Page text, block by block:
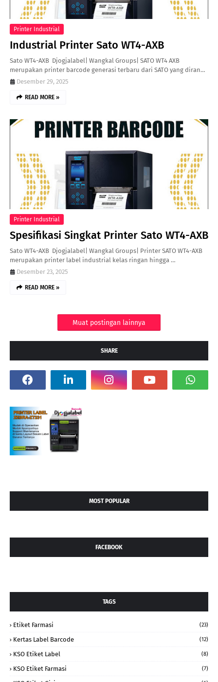
Printer Industrial
Industrial Printer Sato WT4-AXB
Sato WT4-AXB Djogjalabel| Wangkal Groups| SATO WT4 AXB
merupakan printer barcode generasi terbaru dari SATO yang diran…
Desember 29, 2025
READ MORE »
Printer Industrial
Spesifikasi Singkat Printer Sato WT4-AXB
Sato WT4-AXB Djogjalabel| Wangkal Groups| Printer SATO WT4-AXB
merupakan printer label industrial kelas ringan hingga …
Desember 23, 2025
READ MORE »
Muat postingan lainnya
SHARE
MOST POPULAR
FACEBOOK
TAGS
Etiket Farmasi (23)
Kertas Label Barcode (12)
KSO Etiket Label (8)
KSO Etiket Farmasi (7)